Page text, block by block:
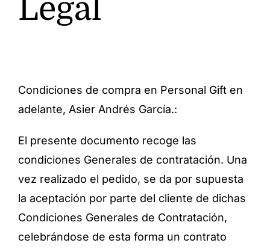
Legal
Condiciones de compra en Personal Gift en
adelante, Asier Andrés García.:
El presente documento recoge las
condiciones Generales de contratación. Una
vez realizado el pedido, se da por supuesta
la aceptación por parte del cliente de dichas
Condiciones Generales de Contratación,
celebrándose de esta forma un contrato